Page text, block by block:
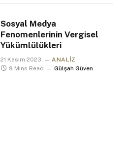
Sosyal Medya
Fenomenlerinin Vergisel
Yükümlülükleri
21 Kasım 2023
ANALIZ
9 Mins Read
Gülşah Güven